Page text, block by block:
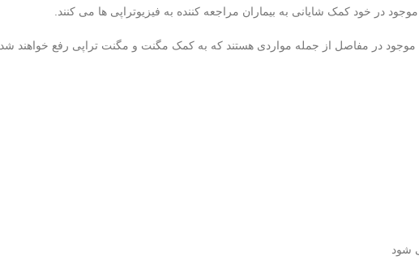
در خود کمک شایانی به بيماران مراجعه کننده به فیزیوتراپی ها می کنند.
در مفاصل از جمله مواردی هستند که به کمک مگنت و مگنت تراپی رفع خواهند شد.
شود